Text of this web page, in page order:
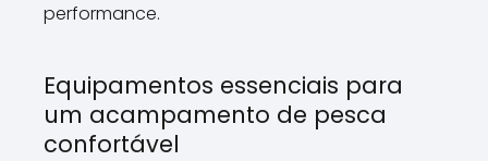
performance.
Equipamentos essenciais para
um acampamento de pesca
confortável